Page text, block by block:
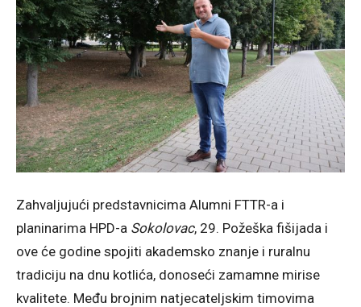
Zahvaljujući predstavnicima Alumni FTTR-a i
planinarima HPD-a Sokolovac, 29. Požeška fišijada i
ove će godine spojiti akademsko znanje i ruralnu
tradiciju na dnu kotlića, donoseći zamamne mirise
kvalitete. Među brojnim natjecateljskim timovima